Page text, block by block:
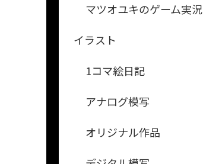
マツオユキのゲーム実況
イラスト
1コマ絵日記
アナログ模写
オリジナル作品